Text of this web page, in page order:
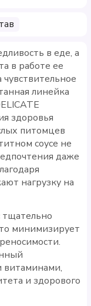
в еде, а
в работе ее
линейка
здоровья
питомцев
соусе не
даже
нагрузку на
минимизирует
и здорового